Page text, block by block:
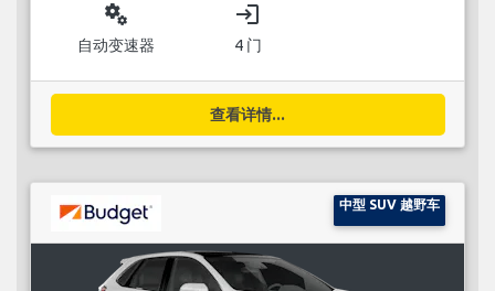
miscellaneous_services
自动变速器
login
4 门
查看详情...
中型 SUV 越野车